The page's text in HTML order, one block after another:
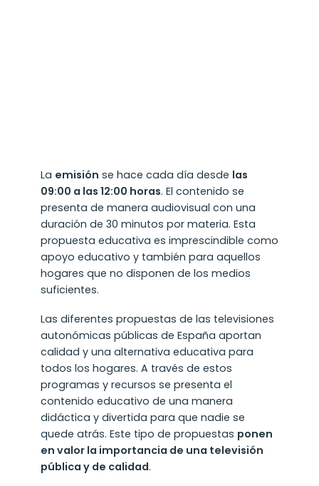
La emisión se hace cada día desde las
09:00 a las 12:00 horas. El contenido se
presenta de manera audiovisual con una
duración de 30 minutos por materia. Esta
propuesta educativa es imprescindible como
apoyo educativo y también para aquellos
hogares que no disponen de los medios
suficientes.
Las diferentes propuestas de las televisiones
autonómicas públicas de España aportan
calidad y una alternativa educativa para
todos los hogares. A través de estos
programas y recursos se presenta el
contenido educativo de una manera
didáctica y divertida para que nadie se
quede atrás. Este tipo de propuestas ponen
en valor la importancia de una televisión
pública y de calidad.